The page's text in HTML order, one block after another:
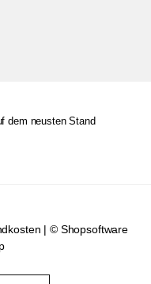
dem neusten Stand
| © Shopsoftware